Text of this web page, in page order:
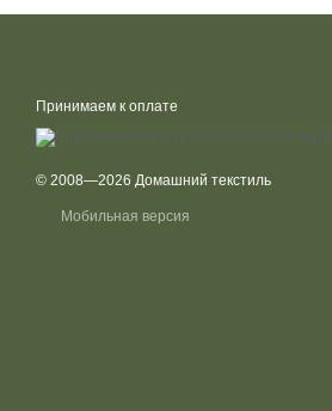
Принимаем к оплате
© 2008—2026 Домашний текстиль
Мобильная версия